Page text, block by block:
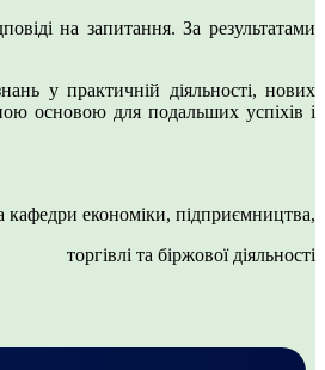
на запитання. За результатами
у практичній діяльності, нових
основою для подальших успіхів і
економіки, підприємництва,
торгівлі та біржової діяльності